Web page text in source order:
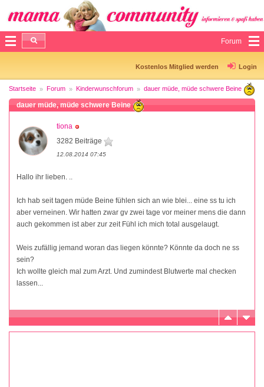
Forum
Kostenlos Mitglied werden Login
Startseite Forum Kinderwunschforum dauer müde, müde schwere Beine
dauer müde, müde schwere Beine
tiona
3282 Beiträge
12.08.2014 07:45
Hallo ihr lieben. ..
Ich hab seit tagen müde Beine fühlen sich an wie blei... eine ss tu ich
aber verneinen. Wir hatten zwar gv zwei tage vor meiner mens die dann
auch gekommen ist aber zur zeit Fühl ich mich total ausgelaugt.
Weis zufällig jemand woran das liegen könnte? Könnte da doch ne ss
sein?
Ich wollte gleich mal zum Arzt. Und zumindest Blutwerte mal checken
lassen...